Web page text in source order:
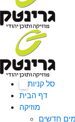
סל קניות
דף הבית
מוזיקה
חדשים